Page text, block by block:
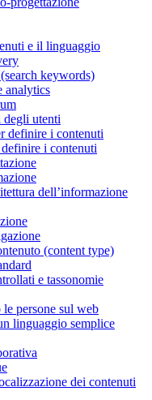
e il linguaggio
keywords)
analytics
degli utenti
definire i contenuti
i contenuti
dell’informazione
(content type)
e tassonomie
persone sul web
linguaggio semplice
dei contenuti